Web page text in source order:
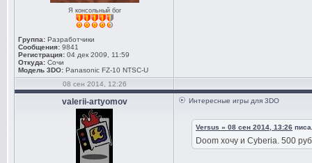
Я консольный бог
Группа: Разработчики
Сообщения: 9841
Регистрация: 04 дек 2009, 11:59
Откуда: Сочи
Модель 3DO: Panasonic FZ-10 NTSC-U
08 сен 2014, 12:26
valerii-artyomov Интересные игры для 3DO
Versus » 08 сен 2014, 13:26
Doom хочу и Cyberia. 500